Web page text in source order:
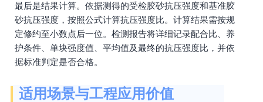
最后是结果计算。依据测得的受检胶砂抗压强度和基准胶
砂抗压强度，按照公式计算抗压强度比。计算结果需按规
定修约至小数点后一位。检测报告将详细记录配合比、养
护条件、单块强度值、平均值及最终的抗压强度比，并依
据标准判定是否合格。
适用场景与工程应用价值